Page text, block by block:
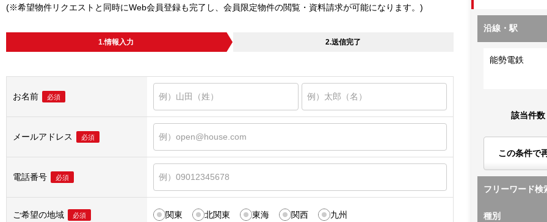
(※希望物件リクエストと同時にWeb会員登録も完了し、会員限定物件の閲覧・資料請求が可能になります。)
1.情報入力 2.送信完了
お名前 必須
メールアドレス 必須
電話番号 必須
ご希望の地域 必須 関東 北関東 東海 関西 九州
沿線・駅
能勢電鉄
該当件数
この条件で
フリーワード検
種別